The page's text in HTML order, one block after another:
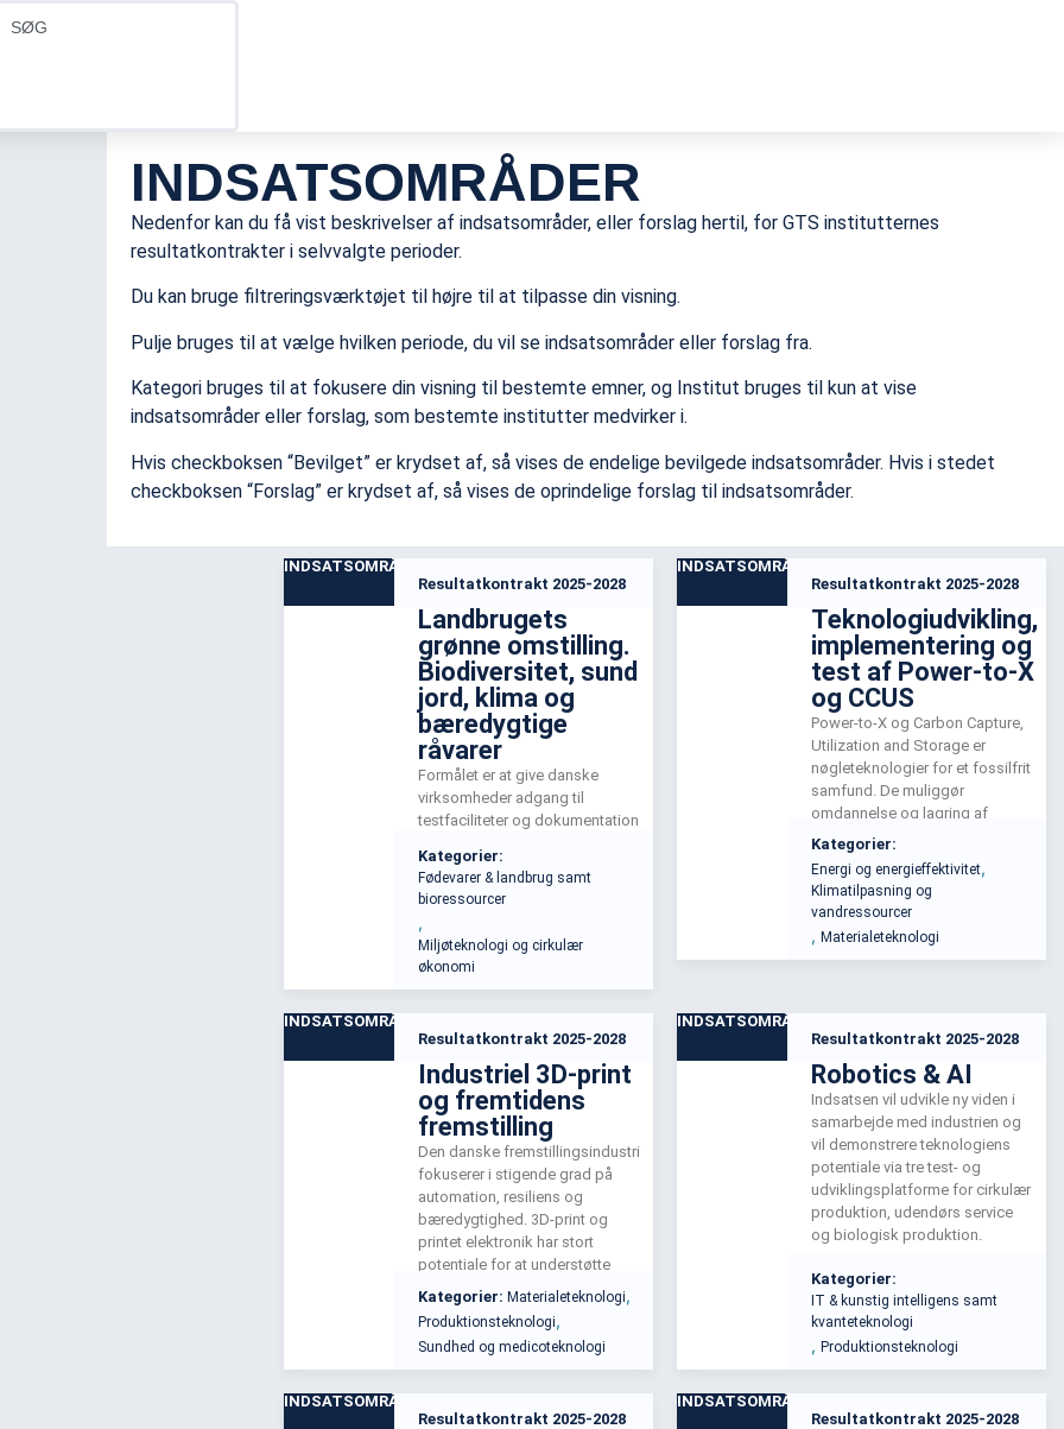
INDSATSOMRÅDER
Nedenfor kan du få vist beskrivelser af indsatsområder, eller forslag hertil, for GTS institutternes
resultatkontrakter i selvvalgte perioder.
Du kan bruge filtreringsværktøjet til højre til at tilpasse din visning.
Pulje bruges til at vælge hvilken periode, du vil se indsatsområder eller forslag fra.
Kategori bruges til at fokusere din visning til bestemte emner, og Institut bruges til kun at vise
indsatsområder eller forslag, som bestemte institutter medvirker i.
Hvis checkboksen “Bevilget” er krydset af, så vises de endelige bevilgede indsatsområder. Hvis i stedet
checkboksen “Forslag” er krydset af, så vises de oprindelige forslag til indsatsområder.
INDSATSOMRÅDE
Resultatkontrakt 2025-2028
Landbrugets
grønne omstilling.
Biodiversitet, sund
jord, klima og
bæredygtige
råvarer
Formålet er at give danske
virksomheder adgang til
testfaciliteter og dokumentation
grønne omstilling i landbruget.
Dette skal støtte en økonomisk
produktion og udvide det
plantebaserede
fødevaresortimentet.
Kategorier:
Fødevarer & landbrug samt
bioressourcer
,
Miljøteknologi og cirkulær
økonomi
INDSATSOMRÅDE
Resultatkontrakt 2025-2028
Teknologiudvikling,
implementering og
test af Power-to-X
og CCUS
Power-to-X og Carbon Capture,
Utilization and Storage er
nøgleteknologier for et fossilfrit
samfund. De muliggør
omdannelse og lagring af
vedvarende energi samt
reduktion af CO2-udledninger.
Danmark er blandt de førende,
men fuld udnyttelse kræver
og modning.
Kategorier:
Energi og energieffektivitet,
Klimatilpasning og
vandressourcer
, Materialeteknologi
INDSATSOMRÅDE
Resultatkontrakt 2025-2028
Industriel 3D-print
og fremtidens
fremstilling
Den danske fremstillingsindustri
fokuserer i stigende grad på
automation, resiliens og
bæredygtighed. 3D-print og
printet elektronik har stort
potentiale for at understøtte
dette. Instituttets indsats
fremmer 3D-print for at reducere
materialeforbrug, forbedre
kvalitet og øge eksporten.
Kategorier:Materialeteknologi,
Produktionsteknologi,
Sundhed og medicoteknologi
INDSATSOMRÅDE
Resultatkontrakt 2025-2028
Robotics & AI
Indsatsen vil udvikle ny viden i
samarbejde med industrien og
vil demonstrere teknologiens
potentiale via tre test- og
udviklingsplatforme for cirkulær
produktion, udendørs service
og biologisk produktion.
Kategorier:
IT & kunstig intelligens samt
kvanteteknologi
, Produktionsteknologi
INDSATSOMRÅDE
Resultatkontrakt 2025-2028
INDSATSOMRÅDE
Resultatkontrakt 2025-2028